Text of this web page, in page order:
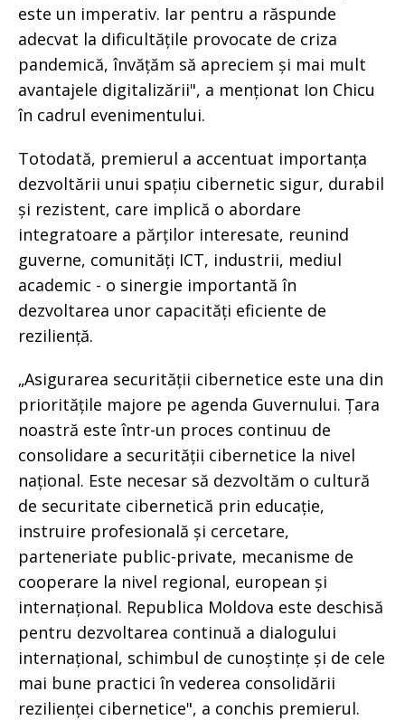
este un imperativ. Iar pentru a răspunde
adecvat la dificultățile provocate de criza
pandemică, învățăm să apreciem și mai mult
avantajele digitalizării", a menționat Ion Chicu
în cadrul evenimentului.
Totodată, premierul a accentuat importanța
dezvoltării unui spațiu cibernetic sigur, durabil
și rezistent, care implică o abordare
integratoare a părților interesate, reunind
guverne, comunități ICT, industrii, mediul
academic - o sinergie importantă în
dezvoltarea unor capacități eficiente de
reziliență.
„Asigurarea securității cibernetice este una din
prioritățile majore pe agenda Guvernului. Țara
noastră este într-un proces continuu de
consolidare a securității cibernetice la nivel
național. Este necesar să dezvoltăm o cultură
de securitate cibernetică prin educație,
instruire profesională și cercetare,
parteneriate public-private, mecanisme de
cooperare la nivel regional, european și
internațional. Republica Moldova este deschisă
pentru dezvoltarea continuă a dialogului
internațional, schimbul de cunoștințe și de cele
mai bune practici în vederea consolidării
rezilienței cibernetice", a conchis premierul.